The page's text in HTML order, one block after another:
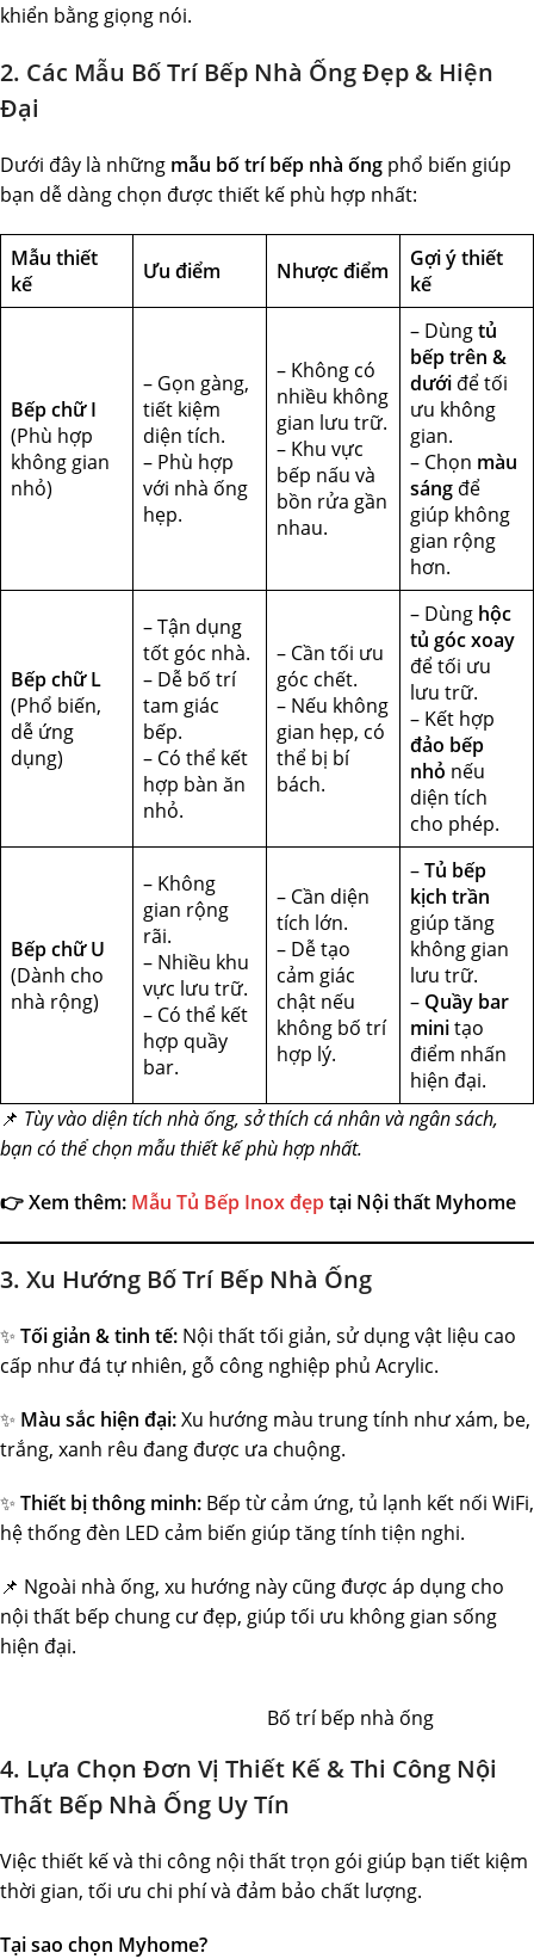
khiển bằng giọng nói.
2. Các Mẫu Bố Trí Bếp Nhà Ống Đẹp & Hiện
Đại
Dưới đây là những mẫu bố trí bếp nhà ống phổ biến giúp
bạn dễ dàng chọn được thiết kế phù hợp nhất:
Mẫu thiết
kế
Ưu điểm Nhược điểm
Gợi ý thiết
kế
Bếp chữ I
(Phù hợp
không gian
nhỏ)
– Gọn gàng,
tiết kiệm
diện tích.
– Phù hợp
với nhà ống
hẹp.
– Không có
nhiều không
gian lưu trữ.
– Khu vực
bếp nấu và
bồn rửa gần
nhau.
– Dùngtủ
bếp trên &
dưới để tối
ưu không
gian.
– Chọn màu
sáng để
giúp không
gian rộng
hơn.
Bếp chữ L
(Phổ biến,
dễ ứng
dụng)
– Tận dụng
tốt góc nhà.
– Dễ bố trí
tam giác
bếp.
– Có thể kết
hợp bàn ăn
nhỏ.
– Cần tối ưu
góc chết.
– Nếu không
gian hẹp, có
thể bị bí
bách.
– Dùng hộc
tủ góc xoay
để tối ưu
lưu trữ.
– Kết hợp
đảo bếp
nhỏ nếu
diện tích
cho phép.
Bếp chữ U
(Dành cho
nhà rộng)
– Không
gian rộng
rãi.
– Nhiều khu
vực lưu trữ.
– Có thể kết
hợp quầy
bar.
– Cần diện
tích lớn.
– Dễ tạo
cảm giác
chật nếu
không bố trí
hợp lý.
–Tủ bếp
kịch trần
giúp tăng
không gian
lưu trữ.
– Quầy bar
minitạo
điểm nhấn
hiện đại.
📌 Tùy vào diện tích nhà ống, sở thích cá nhân và ngân sách,
bạn có thể chọn mẫu thiết kế phù hợp nhất.
👉 Xem thêm: Mẫu Tủ Bếp Inox đẹptại Nội thất Myhome
3. Xu Hướng Bố Trí Bếp Nhà Ống
✨ Tối giản & tinh tế: Nội thất tối giản, sử dụng vật liệu cao
cấp như đá tự nhiên, gỗ công nghiệp phủ Acrylic.
✨ Màu sắc hiện đại:Xu hướng màu trung tính như xám, be,
trắng, xanh rêu đang được ưa chuộng.
✨ Thiết bị thông minh: Bếp từ cảm ứng, tủ lạnh kết nối WiFi,
hệ thống đèn LED cảm biến giúp tăng tính tiện nghi.
📌 Ngoài nhà ống, xu hướng này cũng được áp dụng cho
nội thất bếp chung cư đẹp, giúp tối ưu không gian sống
hiện đại.
Bố trí bếp nhà ống
4. Lựa Chọn Đơn Vị Thiết Kế & Thi Công Nội
Thất Bếp Nhà Ống Uy Tín
Việc thiết kế và thi công nội thất trọn gói giúp bạn tiết kiệm
thời gian, tối ưu chi phí và đảm bảo chất lượng.
Tại sao chọn Myhome?